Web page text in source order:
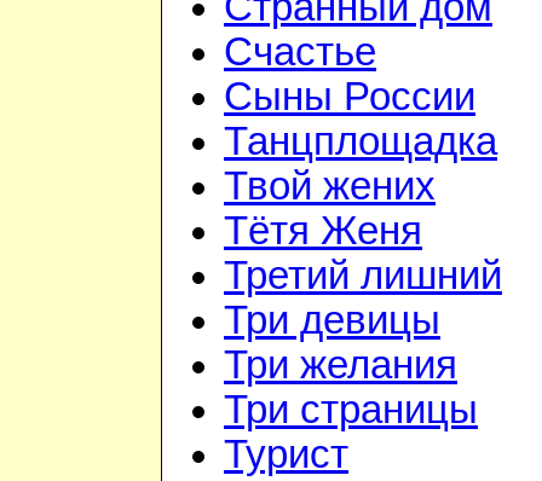
Счастье
Сыны России
Танцплощадка
Твой жених
Тётя Женя
Третий лишний
Три девицы
Три желания
Три страницы
Турист